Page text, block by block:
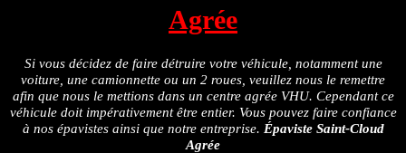
Agrée
Si vous décidez de faire détruire votre véhicule, notamment une
voiture, une camionnette ou un 2 roues, veuillez nous le remettre
afin que nous le mettions dans un centre agrée VHU. Cependant ce
véhicule doit impérativement être entier. Vous pouvez faire confiance
à nos épavistes ainsi que notre entreprise. Épaviste Saint‑Cloud
Agrée